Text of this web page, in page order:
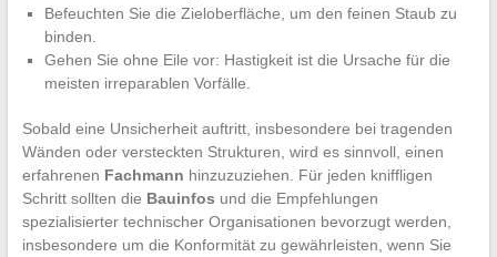
Befeuchten Sie die Zieloberfläche, um den feinen Staub zu
binden.
Gehen Sie ohne Eile vor: Hastigkeit ist die Ursache für die
meisten irreparablen Vorfälle.
Sobald eine Unsicherheit auftritt, insbesondere bei tragenden
Wänden oder versteckten Strukturen, wird es sinnvoll, einen
erfahrenen Fachmann hinzuzuziehen. Für jeden kniffligen
Schritt sollten die Bauinfos und die Empfehlungen
spezialisierter technischer Organisationen bevorzugt werden,
insbesondere um die Konformität zu gewährleisten, wenn Sie